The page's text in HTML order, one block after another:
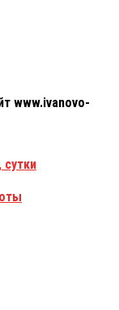
www.ivanovo-